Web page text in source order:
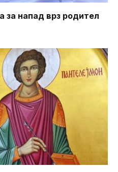
за напад врз родител